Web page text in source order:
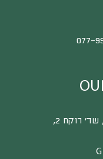
077-
רוקח 2,